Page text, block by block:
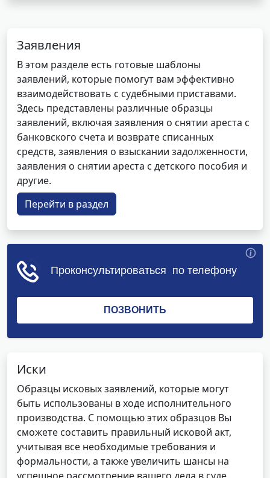
Заявления
В этом разделе есть готовые шаблоны
заявлений, которые помогут вам эффективно
взаимодействовать с судебными приставами.
Здесь представлены различные образцы
заявлений, включая заявления о снятии ареста с
банковского счета и возврате списанных
средств, заявления о взыскании задолженности,
заявления о снятии ареста с детского пособия и
другие.
Перейти в раздел
Иски
Образцы исковых заявлений, которые могут
быть использованы в ходе исполнительного
производства. С помощью этих образцов Вы
сможете составить правильный исковой акт,
учитывая все необходимые требования и
формальности, а также увеличить шансы на